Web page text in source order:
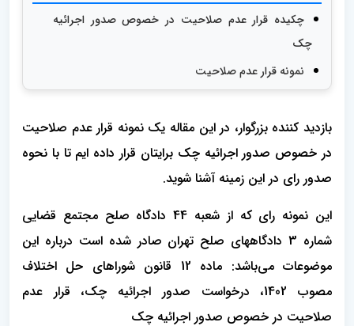
چکیده قرار عدم صلاحیت در خصوص صدور اجرائیه
چک
نمونه قرار عدم صلاحیت
بازدید کننده بزرگوار، در این مقاله یک نمونه قرار عدم صلاحیت
در خصوص صدور اجرائیه چک برایتان قرار داده ایم تا با نحوه
صدور رای در این زمینه آشنا شوید.
این نمونه رای که از شعبه 44 دادگاه صلح مجتمع قضایی
شماره 3 دادگاههای صلح تهران صادر شده است درباره این
موضوعات می‌باشد: ماده 12 قانون شوراهای حل اختلاف
مصوب 1402، درخواست صدور اجرائیه چک، قرار عدم
صلاحیت در خصوص صدور اجرائیه چک